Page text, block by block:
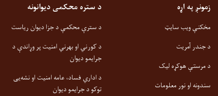
زمونږ په اړه
مخکنې ویب سایټ
د جندر آمریت
د مرستې هوکړه لیک
سندونه او نور معلومات
د ستره محکمی دیوانونه
د سترې محکمې د جزا دیوان ریاست
د کورني او بهرني امنیت پر وړاندې د
جرایمو دیوان
د اداري فساد، عامه امنیت او نشه‌یی
توکو د جرایمو دیوان